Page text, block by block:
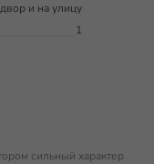
и на улицу
1
сильный характер